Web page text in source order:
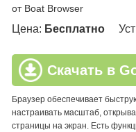
от Boat Browser
Цена: Бесплатно
Скачать в
Браузер обеспечивает
настраивать масштаб,
страницы на экран. Есть